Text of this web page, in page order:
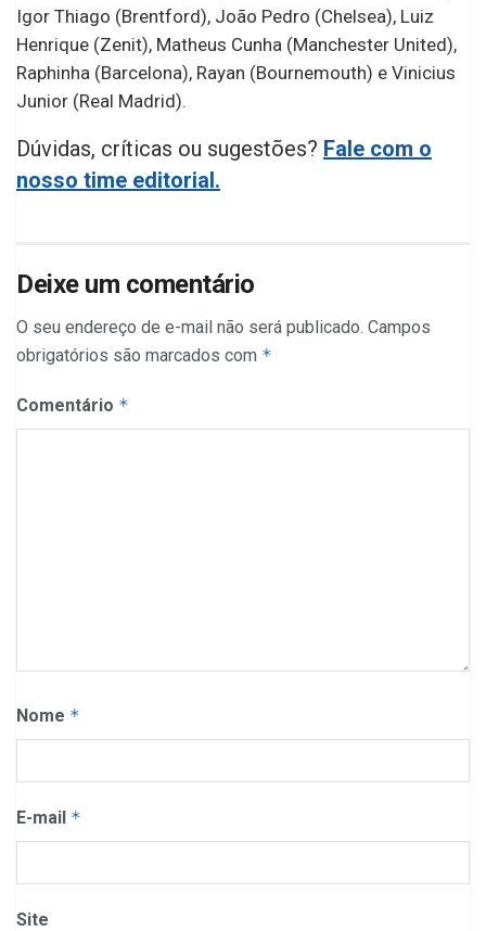
Igor Thiago (Brentford), João Pedro (Chelsea), Luiz
Henrique (Zenit), Matheus Cunha (Manchester United),
Raphinha (Barcelona), Rayan (Bournemouth) e Vinicius
Junior (Real Madrid).
Dúvidas, críticas ou sugestões? Fale com o
nosso time editorial.
Deixe um comentário
O seu endereço de e-mail não será publicado. Campos
obrigatórios são marcados com *
Comentário *
Nome *
E-mail *
Site